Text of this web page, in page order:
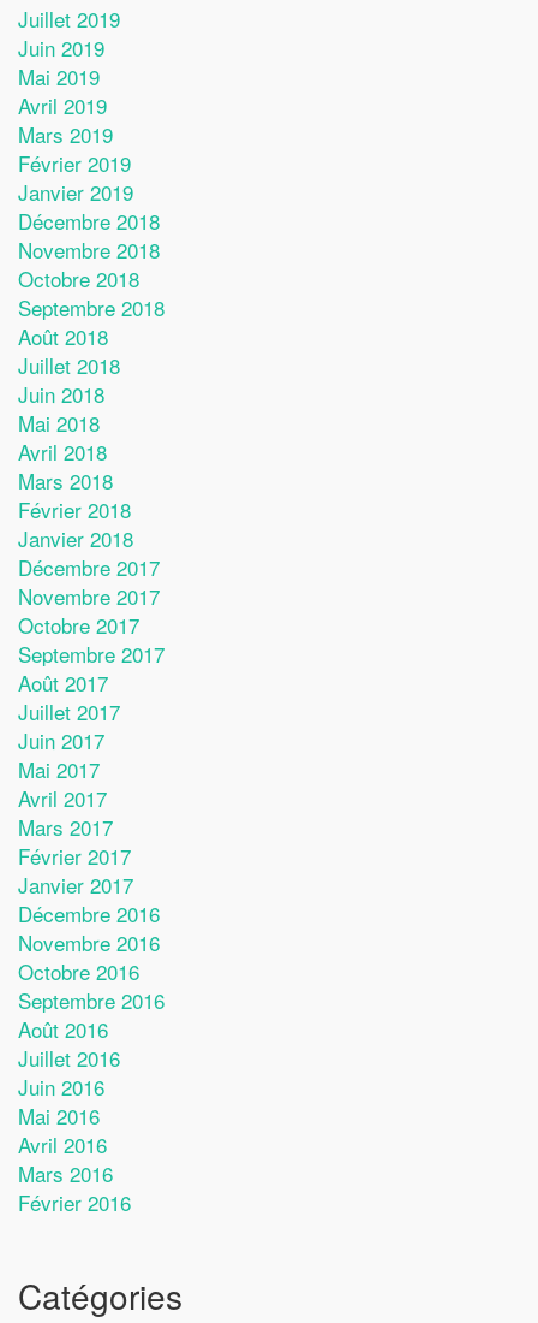
Juillet 2019
Juin 2019
Mai 2019
Avril 2019
Mars 2019
Février 2019
Janvier 2019
Décembre 2018
Novembre 2018
Octobre 2018
Septembre 2018
Août 2018
Juillet 2018
Juin 2018
Mai 2018
Avril 2018
Mars 2018
Février 2018
Janvier 2018
Décembre 2017
Novembre 2017
Octobre 2017
Septembre 2017
Août 2017
Juillet 2017
Juin 2017
Mai 2017
Avril 2017
Mars 2017
Février 2017
Janvier 2017
Décembre 2016
Novembre 2016
Octobre 2016
Septembre 2016
Août 2016
Juillet 2016
Juin 2016
Mai 2016
Avril 2016
Mars 2016
Février 2016
Catégories